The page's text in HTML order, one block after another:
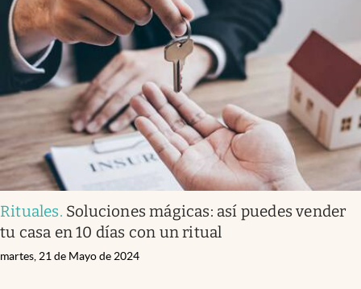
Rituales. Soluciones mágicas: así puedes vender
tu casa en 10 días con un ritual
martes, 21 de Mayo de 2024